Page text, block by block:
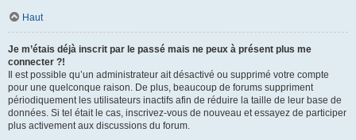
Haut
Je m’étais déjà inscrit par le passé mais ne peux à présent plus me
connecter ?!
Il est possible qu’un administrateur ait désactivé ou supprimé votre compte
pour une quelconque raison. De plus, beaucoup de forums suppriment
périodiquement les utilisateurs inactifs afin de réduire la taille de leur base de
données. Si tel était le cas, inscrivez-vous de nouveau et essayez de participer
plus activement aux discussions du forum.